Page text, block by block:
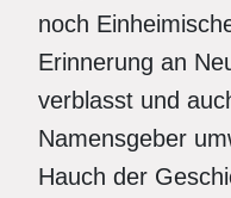
noch
Erinnerung an
verblasst und
Namensgeber
Hauch der